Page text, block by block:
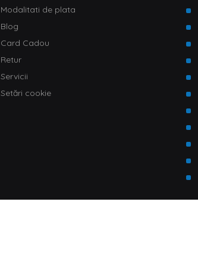
Modalitati de plata
Blog
Card Cadou
Retur
Servicii
Setări cookie